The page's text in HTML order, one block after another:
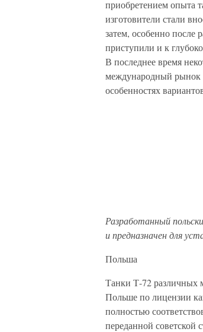
приобретением опыта
изготовители стали
затем, особенно после
приступили и к
В последнее время
международный рынок
особенностях
Разработанный
и предназначен для
Польша
Танки Т-72
Польше по лицензии
полностью
переданной советской